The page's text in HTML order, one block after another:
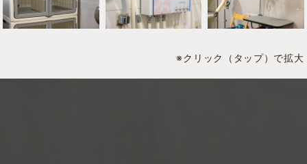
※クリック（タップ）で拡大